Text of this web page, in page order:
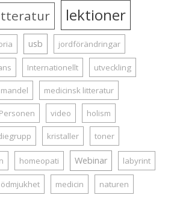
lektioner
usb jordförändringar
Internationellt utveckling
mandel medicinsk litteratur
Personen video holism
kristaller toner
homeopati Webinar labyrint
ödmjukhet medicin naturen